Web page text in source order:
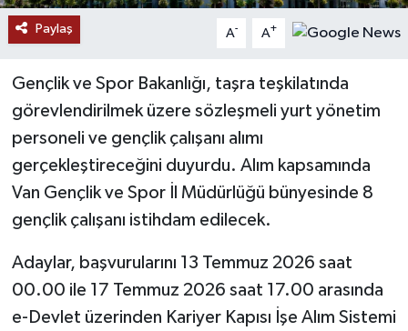
Paylaş A- A+
Gençlik ve Spor Bakanlığı, taşra teşkilatında
görevlendirilmek üzere sözleşmeli yurt yönetim
personeli ve gençlik çalışanı alımı
gerçekleştireceğini duyurdu. Alım kapsamında
Van Gençlik ve Spor İl Müdürlüğü bünyesinde 8
gençlik çalışanı istihdam edilecek.
Adaylar, başvurularını 13 Temmuz 2026 saat
00.00 ile 17 Temmuz 2026 saat 17.00 arasında
e-Devlet üzerinden Kariyer Kapısı İşe Alım Sistemi